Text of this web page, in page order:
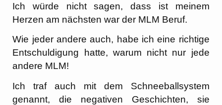
Ich würde nicht sagen, dass ist meinem
Herzen am nächsten war der MLM Beruf.
Wie jeder andere auch, habe ich eine richtige
Entschuldigung hatte, warum nicht nur jede
andere MLM!
Ich traf auch mit dem Schneeballsystem
genannt, die negativen Geschichten, sie